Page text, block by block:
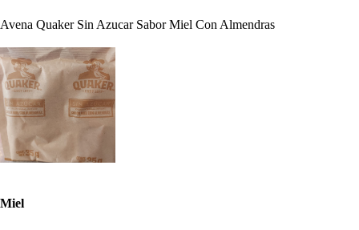
Avena Quaker Sin Azucar Sabor Miel Con Almendras
Miel